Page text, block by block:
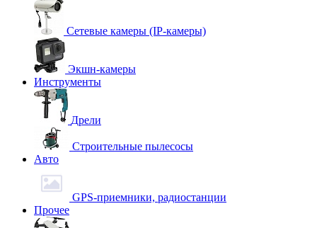
Сетевые камеры (IP-камеры)
Экшн-камеры
Инструменты
Дрели
Строительные пылесосы
Авто
GPS-приемники, радиостанции
Прочее